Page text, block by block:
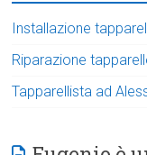
Installazione
Riparazione
Tapparellista ad